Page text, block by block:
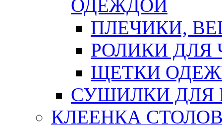
ОДЕЖДОЙ
ПЛЕЧИКИ,
РОЛИКИ ДЛЯ
ЩЕТКИ
СУШИЛКИ ДЛЯ
КЛЕЕНКА